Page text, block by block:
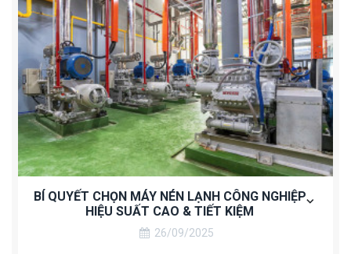
BÍ QUYẾT CHỌN MÁY NÉN LẠNH CÔNG NGHIỆP
HIỆU SUẤT CAO & TIẾT KIỆM
26/09/2025